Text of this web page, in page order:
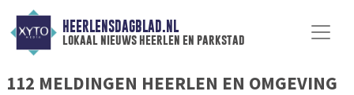
HEERLENSDAGBLAD.NL
lokaal nieuws heerlen en parkstad
112 MELDINGEN HEERLEN EN OMGEVING